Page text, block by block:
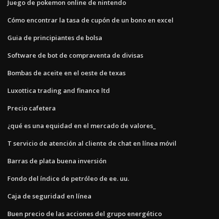
Juego de pokemon online de nintendo
Cómo encontrar la tasa de cupón de un bono en excel
Guia de principiantes de bolsa
Software de bot de compraventa de divisas
Bombas de aceite en el oeste de texas
Luxottica trading and finance ltd
Precio cafetera
¿qué es una equidad en el mercado de valores_
T servicio de atención al cliente de chat en línea móvil
Barras de plata buena inversión
Fondo del índice de petróleo de ee. uu.
Caja de seguridad en línea
Buen precio de las acciones del grupo energético